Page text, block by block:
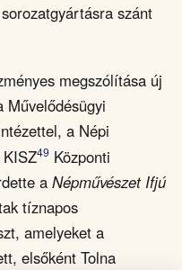
szánt
megszólítása új
Művelődésügyi
a Népi
49 Központi
a Népművészet Ifjú
tíznapos
amelyeket a
elsőként Tolna